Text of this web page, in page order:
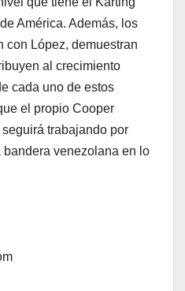
América. Además, los
con López, demuestran
al crecimiento
cada uno de estos
el propio Cooper
trabajando por
venezolana en lo